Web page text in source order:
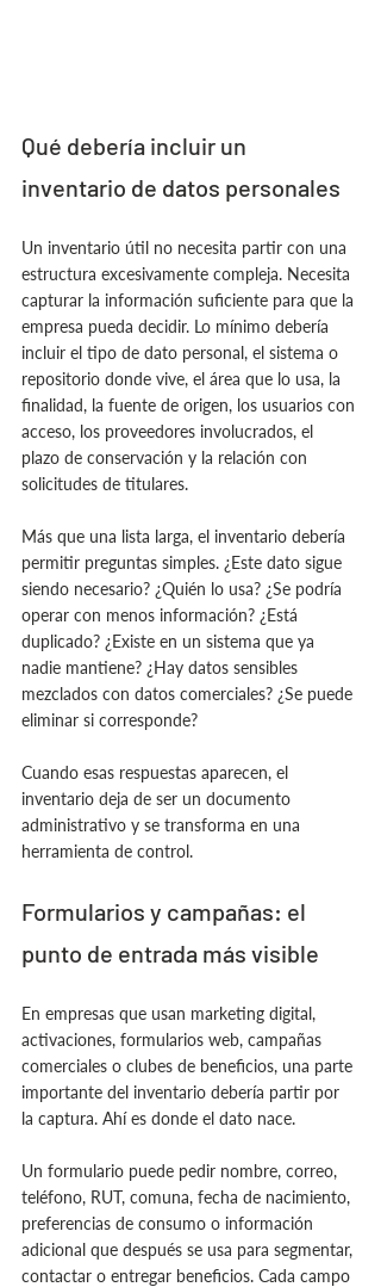
Qué debería incluir un
inventario de datos personales
Un inventario útil no necesita partir con una
estructura excesivamente compleja. Necesita
capturar la información suficiente para que la
empresa pueda decidir. Lo mínimo debería
incluir el tipo de dato personal, el sistema o
repositorio donde vive, el área que lo usa, la
finalidad, la fuente de origen, los usuarios con
acceso, los proveedores involucrados, el
plazo de conservación y la relación con
solicitudes de titulares.
Más que una lista larga, el inventario debería
permitir preguntas simples. ¿Este dato sigue
siendo necesario? ¿Quién lo usa? ¿Se podría
operar con menos información? ¿Está
duplicado? ¿Existe en un sistema que ya
nadie mantiene? ¿Hay datos sensibles
mezclados con datos comerciales? ¿Se puede
eliminar si corresponde?
Cuando esas respuestas aparecen, el
inventario deja de ser un documento
administrativo y se transforma en una
herramienta de control.
Formularios y campañas: el
punto de entrada más visible
En empresas que usan marketing digital,
activaciones, formularios web, campañas
comerciales o clubes de beneficios, una parte
importante del inventario debería partir por
la captura. Ahí es donde el dato nace.
Un formulario puede pedir nombre, correo,
teléfono, RUT, comuna, fecha de nacimiento,
preferencias de consumo o información
adicional que después se usa para segmentar,
contactar o entregar beneficios. Cada campo